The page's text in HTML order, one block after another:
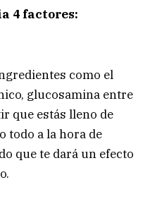
4 factores:
como el
glucosamina entre
que estás lleno de
todo a la hora de
que te dará un efecto